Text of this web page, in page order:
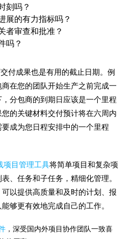
刻吗？
展的有力指标吗？
者审查和批准？
吗？
付成果也是有用的截止日期。例
在您的团队开始生产之前完成一
分包商的到期日应该是一个里程
的关键材料交付预计将在六周内
成为您日程安排中的一个里程
项目管理工具将简单项目和复杂项
、任务和子任务，精细化管理。
以提供高质量和及时的计划、报
够更有效地完成自己的工作。
，深受国内外项目协作团队一致喜